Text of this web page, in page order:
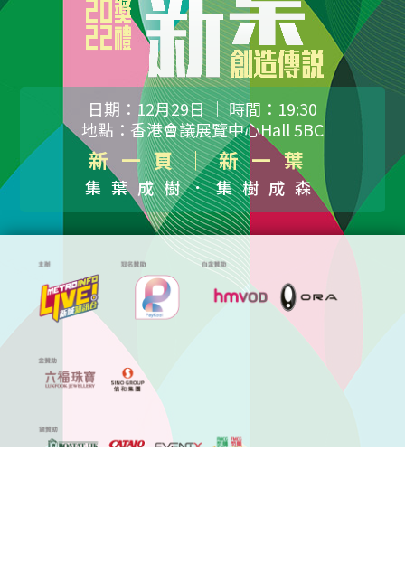
日期：12月29日 ｜ 時間：19:30
地點：香港會議展覽中心Hall 5BC
新一頁｜新一葉
集葉成樹．集樹成森